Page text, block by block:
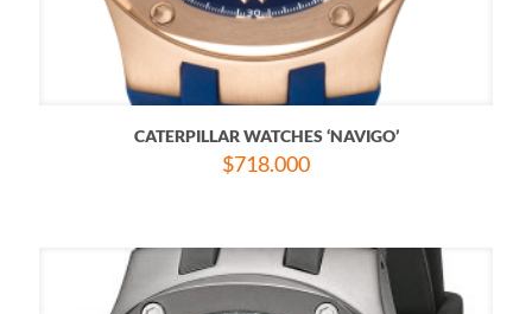
CATERPILLAR WATCHES ‘NAVIGO’
$718.000